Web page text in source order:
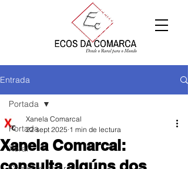
Entrada
Portada
Xeral
Portada
Xanela Comarcal:
Xanela Comarcal
22 sept 2025 1 min de lectura